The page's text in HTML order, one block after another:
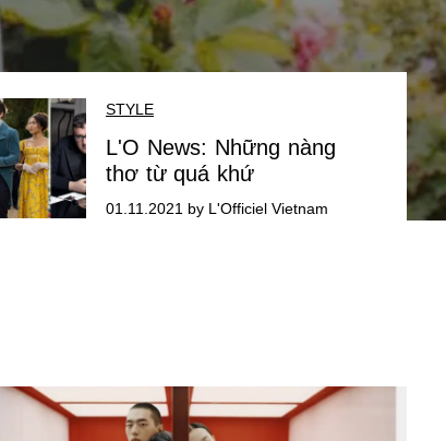
STYLE
L'O News: Những nàng
thơ từ quá khứ
01.11.2021 by L'Officiel Vietnam